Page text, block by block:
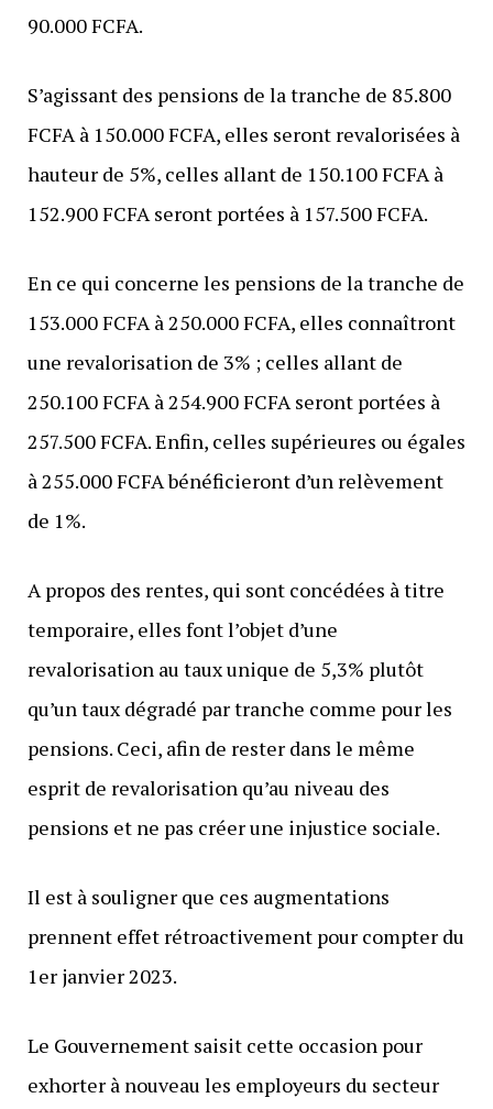
90.000 FCFA.
S’agissant des pensions de la tranche de 85.800
FCFA à 150.000 FCFA, elles seront revalorisées à
hauteur de 5%, celles allant de 150.100 FCFA à
152.900 FCFA seront portées à 157.500 FCFA.
En ce qui concerne les pensions de la tranche de
153.000 FCFA à 250.000 FCFA, elles connaîtront
une revalorisation de 3% ; celles allant de
250.100 FCFA à 254.900 FCFA seront portées à
257.500 FCFA. Enfin, celles supérieures ou égales
à 255.000 FCFA bénéficieront d’un relèvement
de 1%.
A propos des rentes, qui sont concédées à titre
temporaire, elles font l’objet d’une
revalorisation au taux unique de 5,3% plutôt
qu’un taux dégradé par tranche comme pour les
pensions. Ceci, afin de rester dans le même
esprit de revalorisation qu’au niveau des
pensions et ne pas créer une injustice sociale.
Il est à souligner que ces augmentations
prennent effet rétroactivement pour compter du
1er janvier 2023.
Le Gouvernement saisit cette occasion pour
exhorter à nouveau les employeurs du secteur